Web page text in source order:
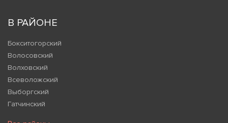
В РАЙОНЕ
Бокситогорский
Волосовский
Волховский
Всеволожский
Выборгский
Гатчинский